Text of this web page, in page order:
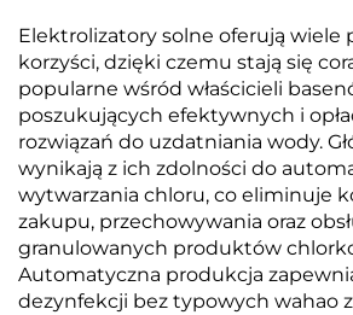
Elektrolizatory solne oferują wiele
korzyści, dzięki czemu stają się
popularne wśród właścicieli
poszukujących efektywnych i
rozwiązań do uzdatniania wody.
wynikają z ich zdolności do
wytwarzania chloru, co eliminuje
zakupu, przechowywania oraz
granulowanych produktów
Automatyczna produkcja
dezynfekcji bez typowych wahao